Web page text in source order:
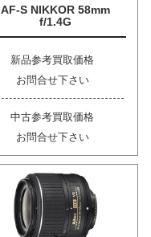
AF-S NIKKOR 58mm
f/1.4G
新品参考買取価格
お問合せ下さい
中古参考買取価格
お問合せ下さい